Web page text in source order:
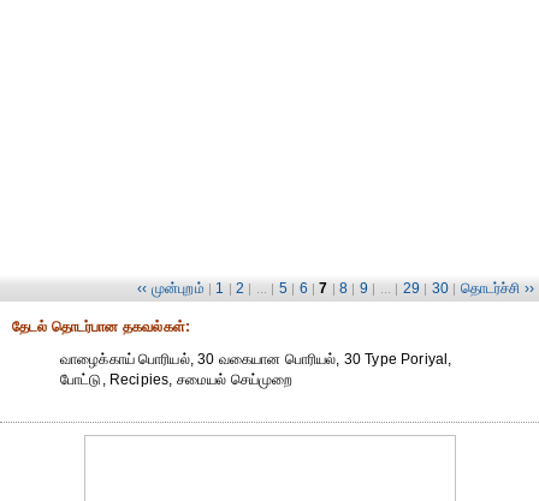
‹‹ முன்புறம் | 1 | 2 | ... | 5 | 6 | 7 | 8 | 9 | ... | 29 | 30 | தொடர்ச்சி ››
தேட‌ல் தொட‌ர்பான தகவ‌ல்க‌ள்:
வாழைக்காய் பொரியல், 30 வகையான பொரியல், 30 Type Poriyal,
போட்டு, Recipies, சமையல் செய்முறை